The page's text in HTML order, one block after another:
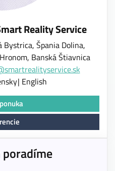
Reality Service
Bystrica, Špania Dolina,
Banská Štiavnica
English
poradíme